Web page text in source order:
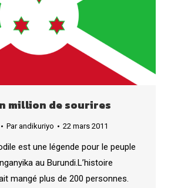
million de sourires
Parandikuriyo 22 mars 2011
est une légende pour le peuple
au Burundi.L’histoire
mangé plus de 200 personnes.